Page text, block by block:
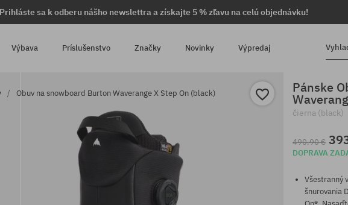
Prihláste sa k odberu nášho newslettra a získajte 5 % zľavu na celú objednávku!
Výbava Príslušenstvo Značky Novinky Výpredaj
Obuv na snowboard Burton Waverange X Step On (black) Pánske
čierna (black)
490,90 €
DOPRAVA
Všestranný
šnurovania